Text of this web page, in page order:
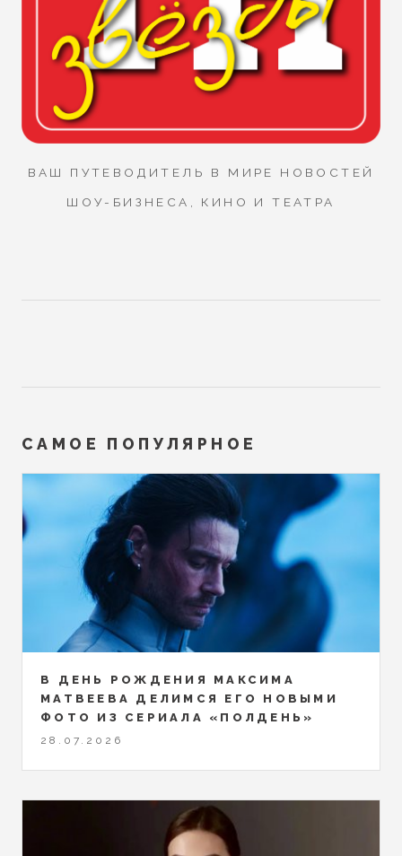
ВАШ ПУТЕВОДИТЕЛЬ В МИРЕ НОВОСТЕЙ
ШОУ-БИЗНЕСА, КИНО И ТЕАТРА
САМОЕ ПОПУЛЯРНОЕ
В ДЕНЬ РОЖДЕНИЯ МАКСИМА
МАТВЕЕВА ДЕЛИМСЯ ЕГО НОВЫМИ
ФОТО ИЗ СЕРИАЛА «ПОЛДЕНЬ»
28.07.2026